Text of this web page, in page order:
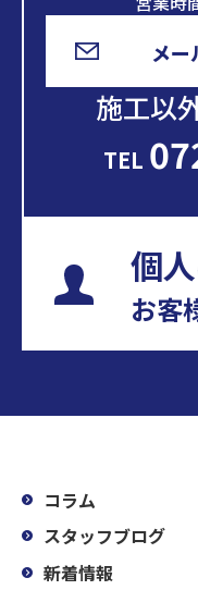
メー
施工以
TEL
個人
お客
コラム
スタッフブログ
新着情報